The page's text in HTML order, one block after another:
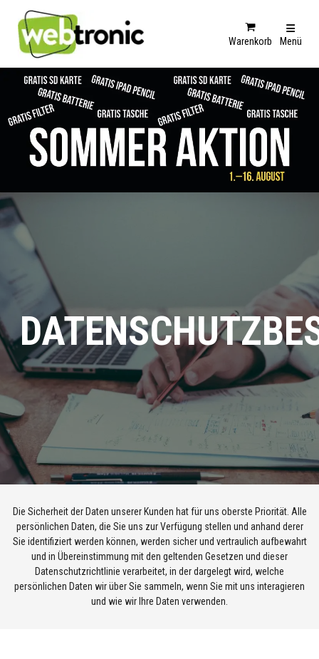
Warenkorb Menü
Die Sicherheit der Daten unserer Kunden hat für uns oberste Priorität. Alle
persönlichen Daten, die Sie uns zur Verfügung stellen und anhand derer
Sie identifiziert werden können, werden sicher und vertraulich aufbewahrt
und in Übereinstimmung mit den geltenden Gesetzen und dieser
Datenschutzrichtlinie verarbeitet, in der dargelegt wird, welche
persönlichen Daten wir über Sie sammeln, wenn Sie mit uns interagieren
und wie wir Ihre Daten verwenden.